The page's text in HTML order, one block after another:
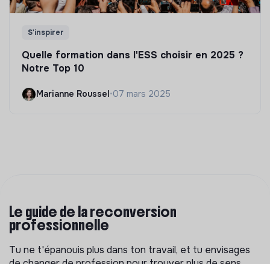
S'inspirer
Quelle formation dans l'ESS choisir en 2025 ?
Notre Top 10
Marianne Roussel •07 mars 2025
Le guide de la reconversion
professionnelle
Tu ne t'épanouis plus dans ton travail, et tu envisages